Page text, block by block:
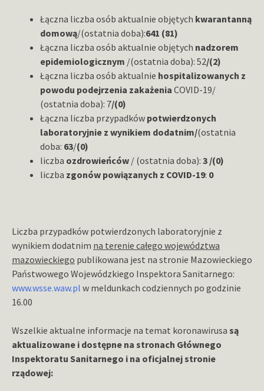
Łączna liczba osób aktualnie objętych kwarantanną
domową/(ostatnia doba):641 (81)
Łączna liczba osób aktualnie objętych nadzorem
epidemiologicznym /(ostatnia doba): 52/(2)
Łączna liczba osób aktualnie hospitalizowanych z
powodu podejrzenia zakażenia COVID-19/
(ostatnia doba): 7/(0)
Łączna liczba przypadków potwierdzonych
laboratoryjnie z wynikiem dodatnim/(ostatnia
doba: 63/(0)
liczba ozdrowieńców / (ostatnia doba): 3 /(0)
liczba zgonów powiązanych z COVID-19: 0
Liczba przypadków potwierdzonych laboratoryjnie z
wynikiem dodatnim na terenie całego województwa
mazowieckiego publikowana jest na stronie Mazowieckiego
Państwowego Wojewódzkiego Inspektora Sanitarnego:
www.wsse.waw.pl w meldunkach codziennych po godzinie
16.00
Wszelkie aktualne informacje na temat koronawirusa są
aktualizowane i dostępne na stronach Głównego
Inspektoratu Sanitarnego i na oficjalnej stronie
rządowej: